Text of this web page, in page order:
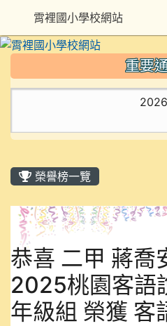
重要
榮譽榜一覽
恭喜 二甲 蔣喬
2025桃園客語
年級組 榮獲 客
霄裡國小學校網站